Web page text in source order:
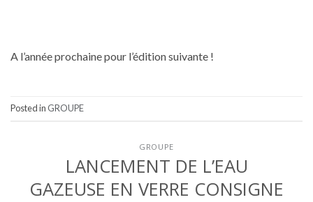
A l’année prochaine pour l’édition suivante !
Posted in GROUPE
GROUPE
LANCEMENT DE L’EAU
GAZEUSE EN VERRE CONSIGNE